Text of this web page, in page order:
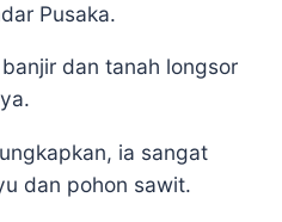
Pusaka.
dan tanah longsor
ia sangat
dan pohon sawit.